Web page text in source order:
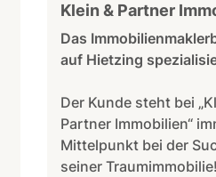
Klein & Partner
Das
auf Hietzing
Der Kunde steht bei
Partner Immobilien“
Mittelpunkt bei der
seiner Traumimmobilie!